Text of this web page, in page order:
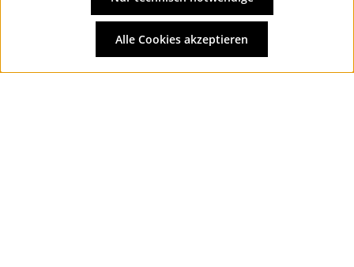
und ggf. Nachnahmegebühren, wenn nicht anders
angegeben.
Alle Cookies akzeptieren